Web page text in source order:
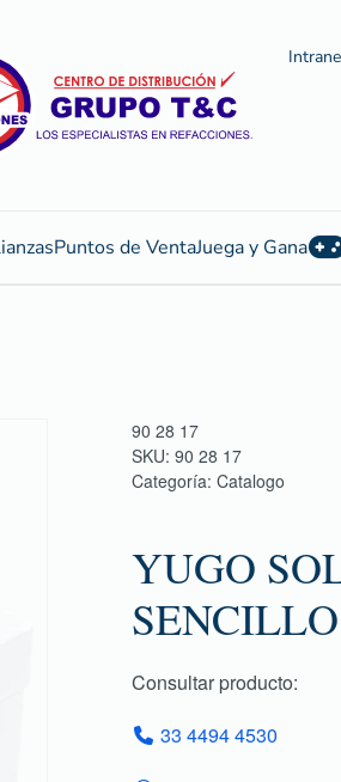
Puntos de VentaJuega y Gana
90 28 17
SKU: 90 28 17
Categoría: Catalogo
YUGO
Consultar producto:
33 4494 4530